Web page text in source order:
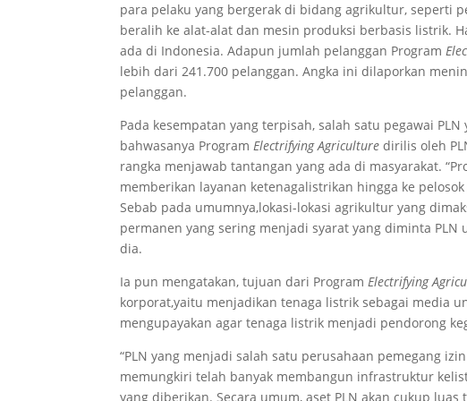
para pelaku yang bergerak di bidang agrikultur, seperti
beralih ke alat-alat dan mesin produksi berbasis listrik.
ada di Indonesia. Adapun jumlah pelanggan Program
lebih dari 241.700 pelanggan. Angka ini dilaporkan
pelanggan.
Pada kesempatan yang terpisah, salah satu pegawai
bahwasanya ProgramElectrifying Agriculturedirilis oleh
rangka menjawab tantangan yang ada di masyarakat.
memberikan layanan ketenagalistrikan hingga ke
Sebab pada umumnya,lokasi-lokasi agrikultur yang
permanen yang sering menjadi syarat yang diminta
dia.
Ia pun mengatakan, tujuan dari ProgramElectrifying
korporat,yaitu menjadikan tenaga listrik sebagai media
mengupayakan agar tenaga listrik menjadi pendorong
“PLN yang menjadi salah satu perusahaan pemegang
memungkiri telah banyak membangun infrastruktur
yang diberikan. Secara umum, aset PLN akan cukup